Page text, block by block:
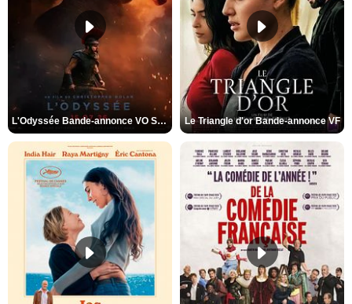
L'Odyssée Bande-annonce VO STFR Le Triangle d'or Bande-annonce VF